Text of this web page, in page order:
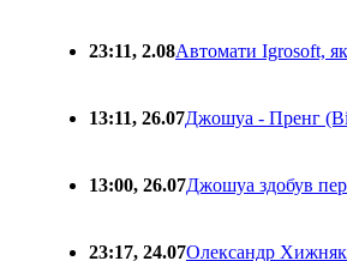
23:11, 2.08Автомати Igrosoft,
13:11, 26.07Джошуа - Пренг
13:00, 26.07Джошуа здобув
23:17, 24.07Олександр Хижняк